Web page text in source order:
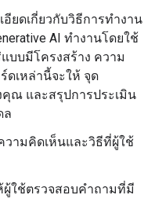
อียดเกี่ยวกับวิธีการทำงาน
AI ทำงานโดยใช้
บบมีโครงสร้าง ความ
ดเหล่านี้จะให้ จุด
ณ และสรุปการประเมิน
ล
วามคิดเห็นและวิธีที่ผู้ใช้
ผู้ใช้ตรวจสอบคำถามที่มี